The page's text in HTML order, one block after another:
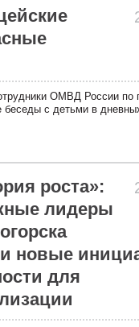
ОМВД России по
беседы с детьми в
роста»:
лидеры
новые
для